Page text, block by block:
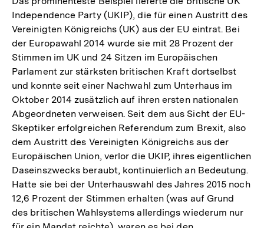
Independence Party (UKIP), die für einen Austritt des
Vereinigten Königreichs (UK) aus der EU eintrat. Bei
der Europawahl 2014 wurde sie mit 28 Prozent der
Stimmen im UK und 24 Sitzen im Europäischen
Parlament zur stärksten britischen Kraft dortselbst
und konnte seit einer Nachwahl zum Unterhaus im
Oktober 2014 zusätzlich auf ihren ersten nationalen
Abgeordneten verweisen. Seit dem aus Sicht der EU-
Skeptiker erfolgreichen Referendum zum Brexit, also
dem Austritt des Vereinigten Königreichs aus der
Europäischen Union, verlor die UKIP, ihres eigentlichen
Daseinszwecks beraubt, kontinuierlich an Bedeutung.
Hatte sie bei der Unterhauswahl des Jahres 2015 noch
12,6 Prozent der Stimmen erhalten (was auf Grund
des britischen Wahlsystems allerdings wiederum nur